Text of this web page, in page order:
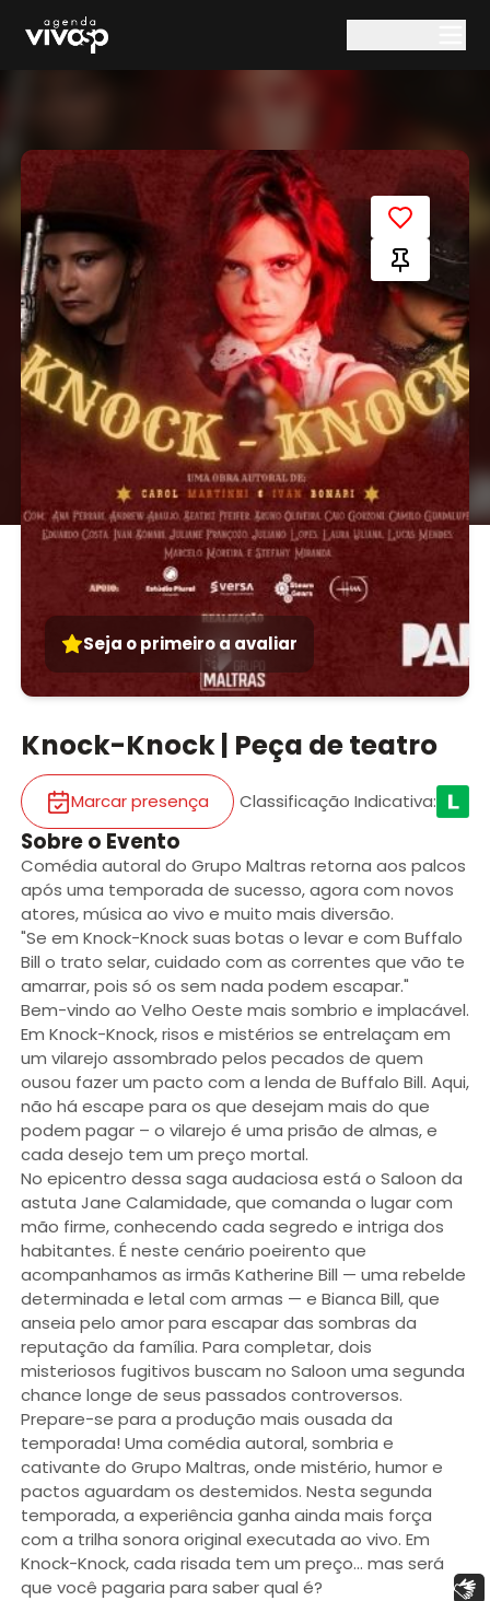
Seja o primeiro a avaliar
Knock-Knock | Peça de teatro
Marcar presença Classificação Indicativa:
Sobre o Evento
Comédia autoral do Grupo Maltras retorna aos palcos
após uma temporada de sucesso, agora com novos
atores, música ao vivo e muito mais diversão.
"Se em Knock-Knock suas botas o levar e com Buffalo
Bill o trato selar, cuidado com as correntes que vão te
amarrar, pois só os sem nada podem escapar."
Bem-vindo ao Velho Oeste mais sombrio e implacável.
Em Knock-Knock, risos e mistérios se entrelaçam em
um vilarejo assombrado pelos pecados de quem
ousou fazer um pacto com a lenda de Buffalo Bill. Aqui,
não há escape para os que desejam mais do que
podem pagar – o vilarejo é uma prisão de almas, e
cada desejo tem um preço mortal.
No epicentro dessa saga audaciosa está o Saloon da
astuta Jane Calamidade, que comanda o lugar com
mão firme, conhecendo cada segredo e intriga dos
habitantes. É neste cenário poeirento que
acompanhamos as irmãs Katherine Bill — uma rebelde
determinada e letal com armas — e Bianca Bill, que
anseia pelo amor para escapar das sombras da
reputação da família. Para completar, dois
misteriosos fugitivos buscam no Saloon uma segunda
chance longe de seus passados controversos.
Prepare-se para a produção mais ousada da
temporada! Uma comédia autoral, sombria e
cativante do Grupo Maltras, onde mistério, humor e
pactos aguardam os destemidos. Nesta segunda
temporada, a experiência ganha ainda mais força
com a trilha sonora original executada ao vivo. Em
Knock-Knock, cada risada tem um preço... mas será
que você pagaria para saber qual é?